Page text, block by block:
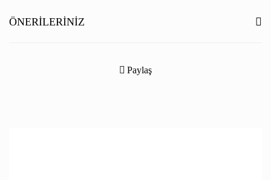
ÖNERILERINIZ
yetersiz gördüğünüz noktaları öneri formunu kullanarak tarafımıza
Paylaş